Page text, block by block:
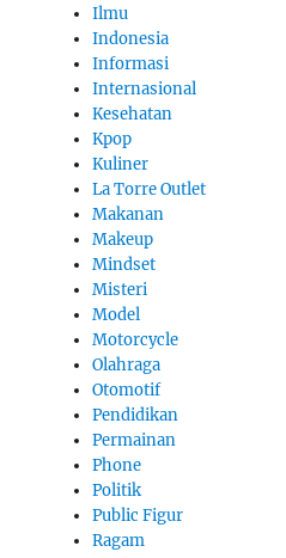
Ilmu
Indonesia
Informasi
Internasional
Kesehatan
Kpop
Kuliner
La Torre Outlet
Makanan
Makeup
Mindset
Misteri
Model
Motorcycle
Olahraga
Otomotif
Pendidikan
Permainan
Phone
Politik
Public Figur
Ragam